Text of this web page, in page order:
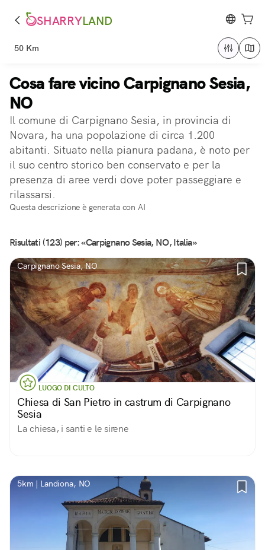
SHARRYLAND
50 Km
Cosa fare vicino Carpignano Sesia,
NO
Il comune di Carpignano Sesia, in provincia di
Novara, ha una popolazione di circa 1.200
abitanti. Situato nella pianura padana, è noto per
il suo centro storico ben conservato e per la
presenza di aree verdi dove poter passeggiare e
rilassarsi.
Questa descrizione è generata con AI
Risultati (123) per: «Carpignano Sesia, NO, Italia»
Carpignano Sesia, NO
LUOGO DI CULTO
Chiesa di San Pietro in castrum di Carpignano
Sesia
La chiesa, i santi e le sirene
5km | Landiona, NO